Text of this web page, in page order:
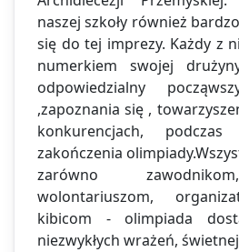
naszej szkoły również
się do tej imprezy. Każdy z
numerkiem swojej
odpowiedzialny
,zapoznania się ,
konkurencjach,
zakończenia
zarówno
wolontariuszom,
kibicom - olimpiada
niezwykłych wrażeń,